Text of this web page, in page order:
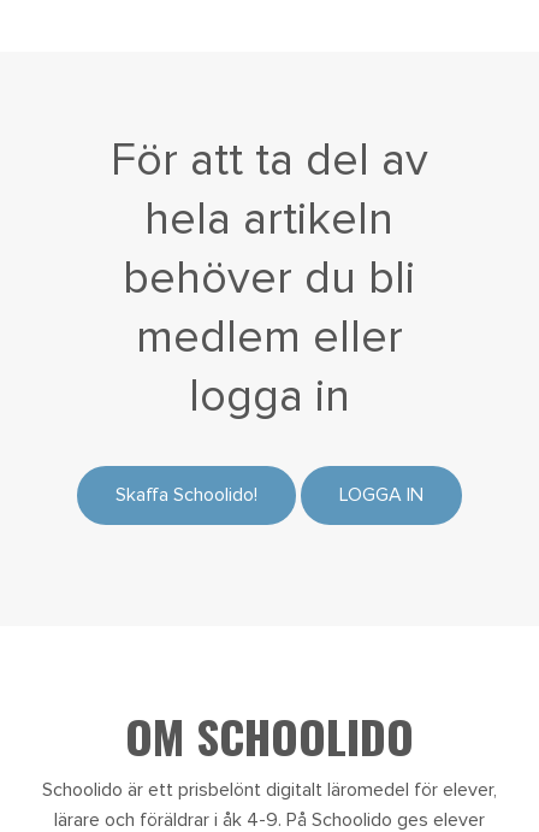
För att ta del av
hela artikeln
behöver du bli
medlem eller
logga in
Skaffa Schoolido! LOGGA IN
OM SCHOOLIDO
Schoolido är ett prisbelönt digitalt läromedel för elever,
lärare och föräldrar i åk 4-9. På Schoolido ges elever